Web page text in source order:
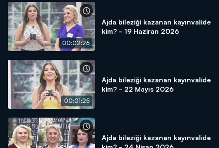
00:02:26
Ajda bileziği kazanan kayınvalide
kim? - 19 Haziran 2026
00:01:25
Ajda bileziği kazanan kayınvalide
kim? - 22 Mayıs 2026
Ajda bileziği kazanan kayınvalide